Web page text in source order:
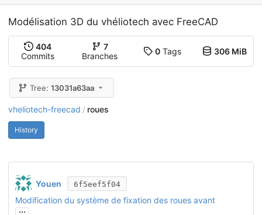
Modélisation 3D du vhéliotech avec FreeCAD
404
Commits
7
Branches
0Tags 306 MiB
Tree:13031a63aa
vheliotech-freecad / roues
History
Youen 6f5eef5f04
Modification du système de fixation des roues avant
...